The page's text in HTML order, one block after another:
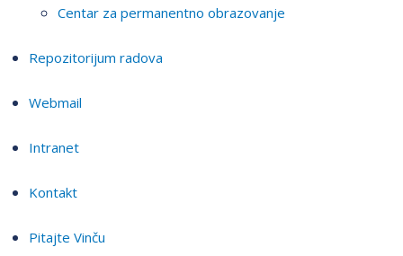
Centar za permanentno obrazovanje
Repozitorijum radova
Webmail
Intranet
Kontakt
Pitajte Vinču